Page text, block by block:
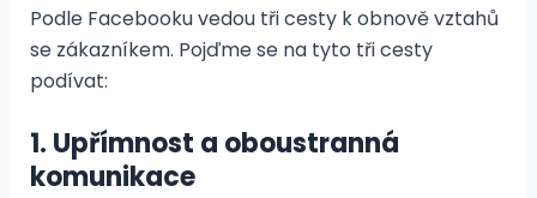
Podle Facebooku vedou tři cesty k obnově vztahů
se zákazníkem. Pojďme se na tyto tři cesty
podívat:
1. Upřímnost a oboustranná
komunikace